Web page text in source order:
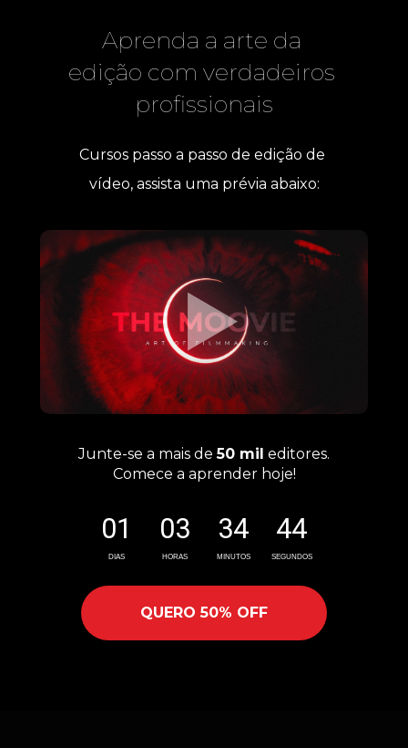
Cursos passo a passo de edição de
vídeo, assista uma prévia abaixo:
Aprenda a arte da
edição com verdadeiros
profissionais
QUERO 50% OFF
Junte-se a mais de 50 mil editores.
Comece a aprender hoje!
DIAS HORAS MINUTOS SEGUNDOS
01 03 34 43